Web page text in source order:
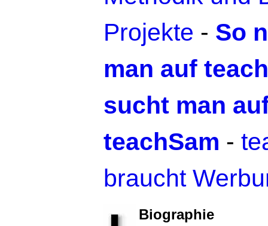
Projekte - So
man auf
sucht man
teachSam -
braucht
Biographie